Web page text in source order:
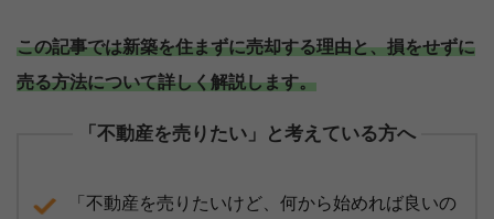
この記事では新築を住まずに売却する理由と、損をせずに
売る方法について詳しく解説します。
「不動産を売りたい」と考えている方へ
「不動産を売りたいけど、何から始めれば良いの